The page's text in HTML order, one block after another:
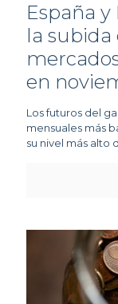
España
la subida
en
Los futuros del
mensuales más
su nivel más alto